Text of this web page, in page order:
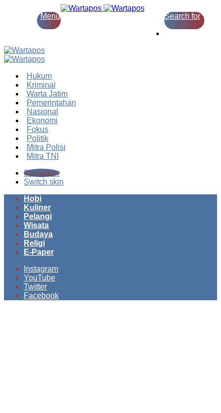
Menu Search for
Hukum
Kriminal
Warta Jatim
Pemerintahan
Nasional
Ekonomi
Fokus
Politik
Mitra Polisi
Mitra TNI
Search for
Switch skin
Hobi
Kuliner
Pelangi
Wisata
Budaya
Religi
E-Paper
Instagram
YouTube
Twitter
Facebook